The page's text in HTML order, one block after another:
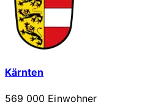
Kärnten
569 000 Einwohner